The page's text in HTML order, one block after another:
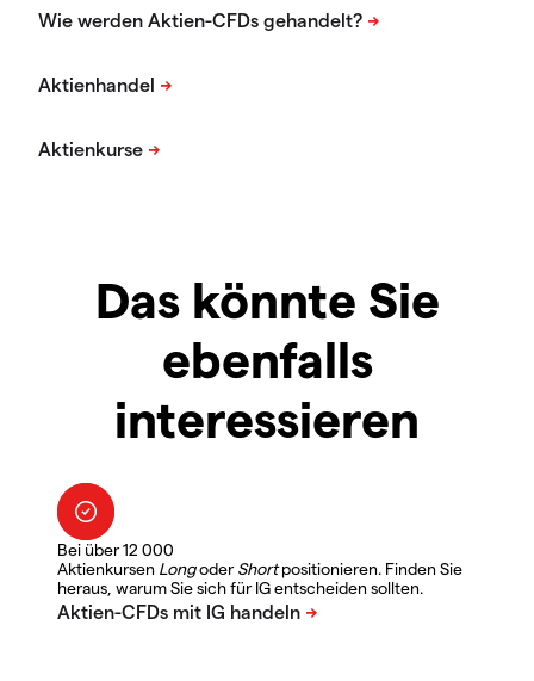
Das könnte Sie
ebenfalls
interessieren
Bei über 12 000
Aktienkursen LongoderShortpositionieren. Finden Sie
heraus, warum Sie sich für IG entscheiden sollten.